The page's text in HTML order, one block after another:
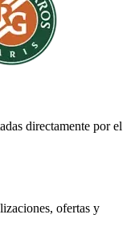
directamente por el
ofertas y